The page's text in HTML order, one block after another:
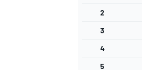
2
3
4
5